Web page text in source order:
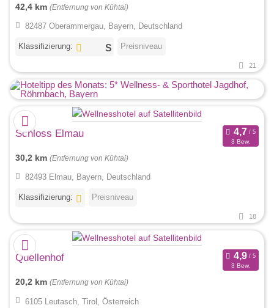
42,4 km (Entfernung von Kühtai)
82487 Oberammergau, Bayern, Deutschland
Klassifizierung: Preisniveau
21
Schloss Elmau
3 Bew.
30,2 km (Entfernung von Kühtai)
82493 Elmau, Bayern, Deutschland
Klassifizierung: Preisniveau
18
Quellenhof
3 Bew.
20,2 km (Entfernung von Kühtai)
6105 Leutasch, Tirol, Österreich